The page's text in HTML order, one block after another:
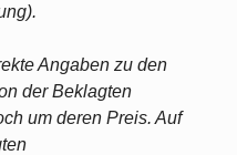
Angaben zu den
der Beklagten
um deren Preis. Auf